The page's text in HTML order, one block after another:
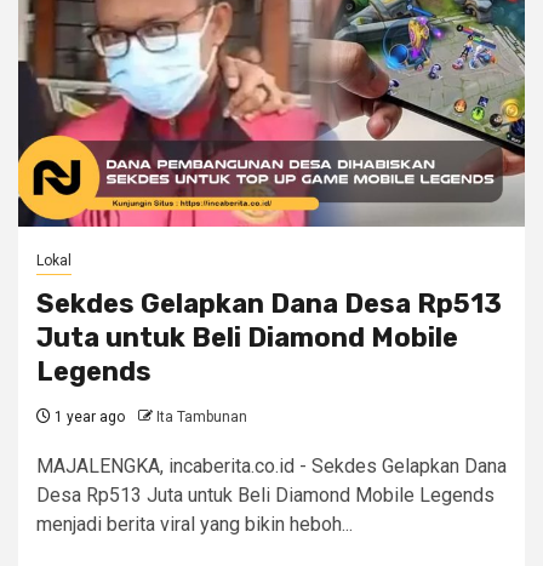
Lokal
Sekdes Gelapkan Dana Desa Rp513
Juta untuk Beli Diamond Mobile
Legends
1 year ago Ita Tambunan
MAJALENGKA, incaberita.co.id - Sekdes Gelapkan Dana
Desa Rp513 Juta untuk Beli Diamond Mobile Legends
menjadi berita viral yang bikin heboh...